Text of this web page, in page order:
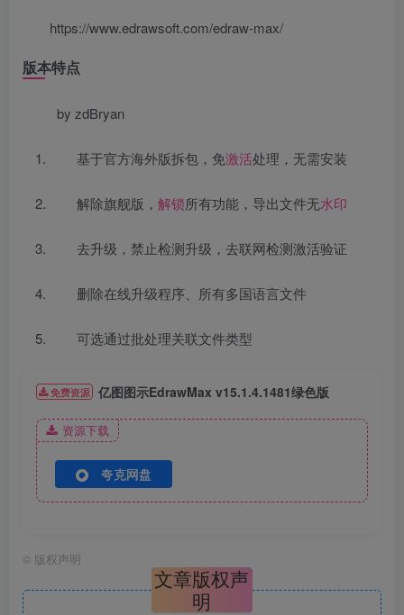
https://www.edrawsoft.com/edraw-max/
版本特点
by zdBryan
基于官方海外版拆包，免激活处理，无需安装
解除旗舰版， 解锁所有功能，导出文件无水印
去升级，禁止检测升级，去联网检测激活验证
删除在线升级程序、所有多国语言文件
可选通过批处理关联文件类型
免费资源 亿图图示EdrawMax v15.1.4.1481绿色版
资源下载
夸克网盘
© 版权声明
文章版权声
明